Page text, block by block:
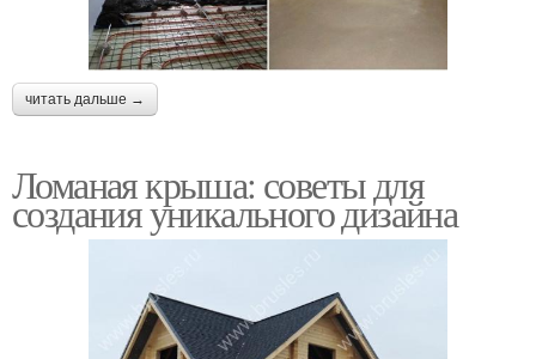
читать дальше →
Ломаная крыша: советы для
создания уникального дизайна